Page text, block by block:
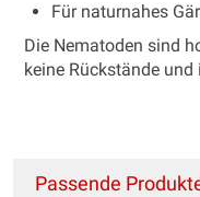
Für naturnahes
Die Nematoden sind
keine Rückstände
Passende